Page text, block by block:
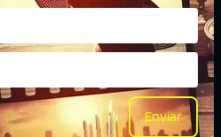
Enviar